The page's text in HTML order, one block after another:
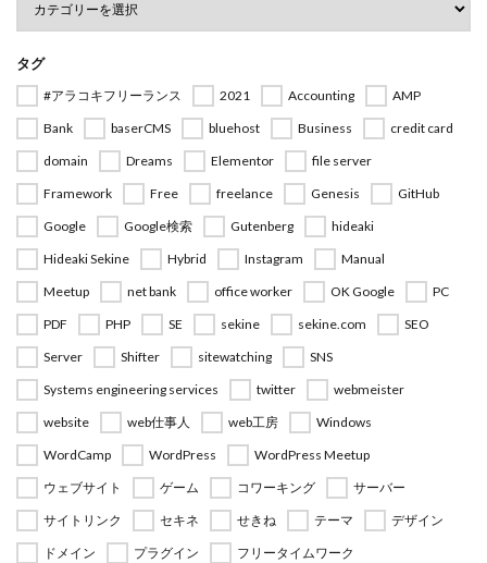
タグ
#アラコキフリーランス 2021 Accounting
AMP
Bank
baserCMS bluehost Business
credit card
domain
Dreams Elementor
file server
Framework
Free freelance Genesis
GitHub
Google
Google検索 Gutenberg
hideaki
Hideaki Sekine
Hybrid Instagram
Manual
Meetup
net bank office worker OK Google
PC
PDF
PHP SE sekine sekine.com
SEO
Server
Shifter sitewatching
SNS
Systems engineering services
twitter
webmeister
website
web仕事人 web工房
Windows
WordCamp
WordPress
WordPress Meetup
ウェブサイト
ゲーム コワーキング
サーバー
サイトリンク
セキネ せきね テーマ
デザイン
ドメイン
プラグイン
フリータイムワーク